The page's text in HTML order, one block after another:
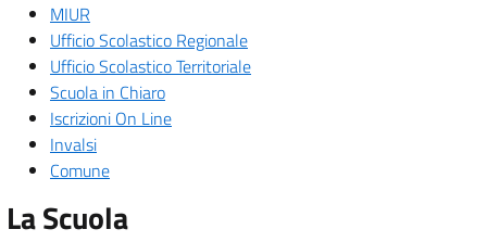
MIUR
Ufficio Scolastico Regionale
Ufficio Scolastico Territoriale
Scuola in Chiaro
Iscrizioni On Line
Invalsi
Comune
La Scuola